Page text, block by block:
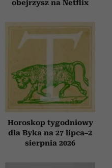
obejrzysz na Netflix
Horoskop tygodniowy
dla Byka na 27 lipca–2
sierpnia 2026